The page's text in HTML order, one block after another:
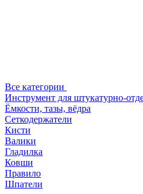
Все категории
Инструмент для штукатурно-
Ёмкости, тазы, вёдра
Сеткодержатели
Кисти
Валики
Гладилка
Ковши
Правило
Шпатели